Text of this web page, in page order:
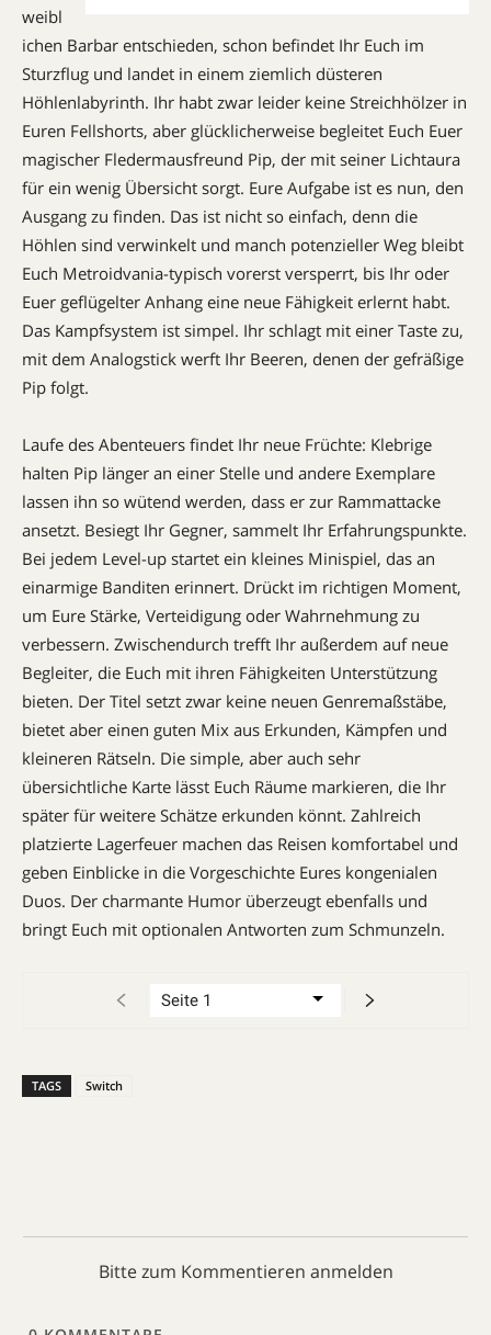
weibl
ichen Barbar entschieden, schon befindet Ihr Euch im
Sturzflug und landet in einem ziemlich düs­teren
Höhlenlabyrinth. Ihr habt zwar leider keine Streichhölzer in
Euren Fellshorts, aber glücklicherweise begleitet Euch Euer
magischer Fledermausfreund Pip, der mit seiner Lichtaura
für ein wenig Übersicht sorgt. Eure Aufgabe ist es nun, den
Ausgang zu finden. Das ist nicht so einfach, denn die
Höhlen sind verwinkelt und manch potenzieller Weg bleibt
Euch Metroidvania-typisch vorerst versperrt, bis Ihr oder
Euer geflügelter Anhang eine neue Fähigkeit erlernt habt.
Das Kampfsystem ist simpel. Ihr schlagt mit einer Taste zu,
mit dem Analogstick werft Ihr Beeren, denen der gefräßige
Pip folgt.
Laufe des Abenteuers findet Ihr neue Früchte: Klebrige
halten Pip länger an einer Stelle und andere Exemplare
lassen ihn so wütend werden, dass er zur Rammattacke
ansetzt. Besiegt Ihr Gegner, sammelt Ihr Erfahrungspunkte.
Bei jedem Level-up startet ein kleines Minispiel, das an
einarmige Banditen erinnert. Drückt im richtigen Moment,
um Eure Stärke, Verteidigung oder Wahrnehmung zu
verbessern. Zwischendurch trefft Ihr außerdem auf neue
Begleiter, die Euch mit ihren Fähigkeiten Unterstützung
bieten. Der Titel setzt zwar keine neuen Genremaßstäbe,
bietet aber einen guten Mix aus Erkunden, Kämpfen und
kleineren Rätseln. Die simple, aber auch sehr
übersichtliche Karte lässt Euch Räume markieren, die Ihr
später für weitere Schätze erkunden könnt. Zahlreich
platzierte Lagerfeuer machen das Reisen komfortabel und
geben Einblicke in die Vorgeschichte Eures kongenialen
Duos. Der charmante Humor überzeugt ebenfalls und
bringt Euch mit optionalen Antworten zum Schmunzeln.
TAGS Switch
Bitte zum Kommentieren anmelden